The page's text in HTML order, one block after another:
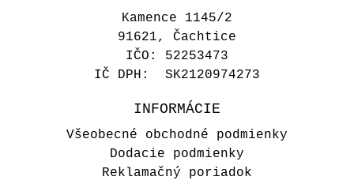
Kamence 1145/2
91621, Čachtice
IČO: 52253473
IČ DPH: SK2120974273
INFORMÁCIE
Všeobecné obchodné podmienky
Dodacie podmienky
Reklamačný poriadok